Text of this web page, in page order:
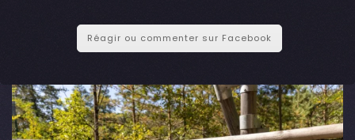
Réagir ou commenter sur Facebook